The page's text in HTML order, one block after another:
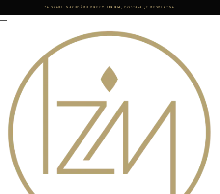
ZA SVAKU NARUDŽBU PREKO 199 KM , DOSTAVA JE BESPLATNA.